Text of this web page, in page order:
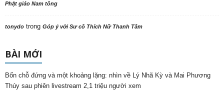
Phật giáo Nam tông
tonydo trong Góp ý với Sư cô Thích Nữ Thanh Tâm
BÀI MỚI
Bốn chỗ đứng và một khoảng lặng: nhìn về Lý Nhã Kỳ và Mai Phương
Thúy sau phiên livestream 2,1 triệu người xem